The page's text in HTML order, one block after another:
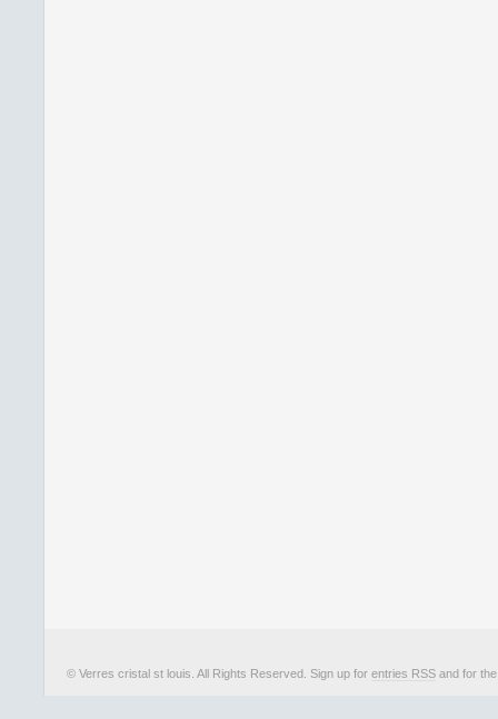
© Verres cristal st louis. All Rights Reserved. Sign up for entries RSS and for